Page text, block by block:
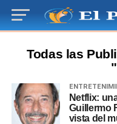
Todas las
Netflix:
Guillermo
vista del